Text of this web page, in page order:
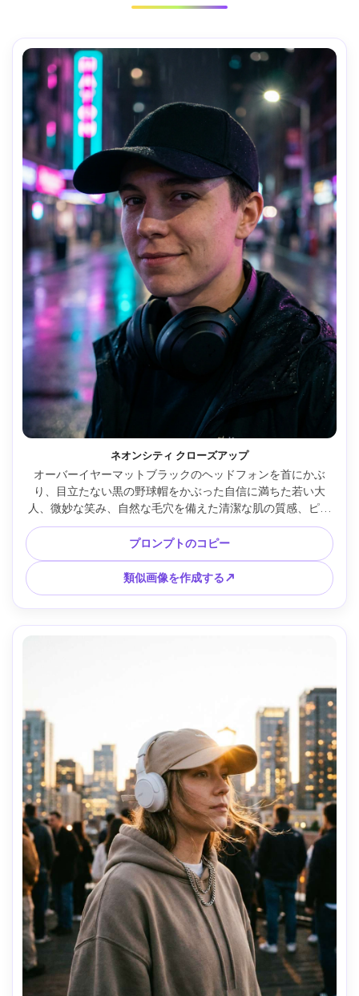
ネオンシティ クローズアップ
オーバーイヤーマットブラックのヘッドフォンを首にかぶ
り、目立たない黒の野球帽をかぶった自信に満ちた若い大
人、微妙な笑み、自然な毛穴を備えた清潔な肌の質感、ピン
クとシアンの看板がある夜のネオンシティストリート、軽い
雨の反射、映画のようなリムライト、Sony A7IV 85mm f/1.4
で撮影、タイトな頭と肩のフレーミング、被写界深度が浅
い、編集カラーグレーディング、超リアル、高ディテール --
ar 4:5
プロンプトのコピー
類似画像を作成する↗